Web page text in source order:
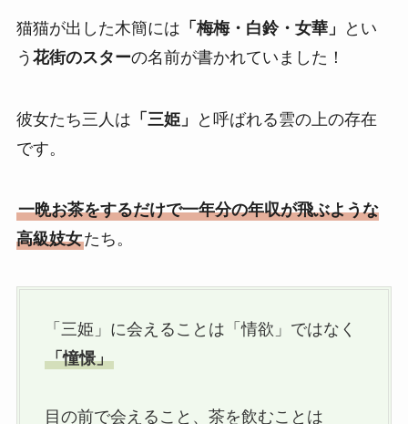
猫猫が出した木簡には 「梅梅・白鈴・女華」
とい
う 花街のスターの名前が書かれていました！
彼女たち三人は 「三姫」
と呼ばれる雲の上の存在
です。
一晩お茶をするだけで一年分の年収が飛ぶような
高級妓女たち。
「三姫」に会えることは「情欲」ではなく
「憧憬」
目の前で会えること、茶を飲むことは